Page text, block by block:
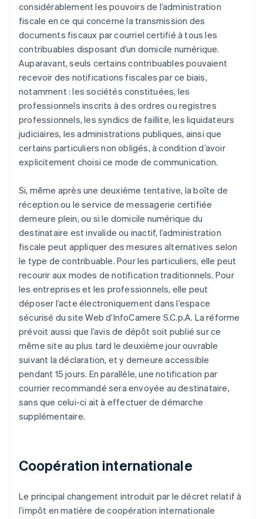
considérablement les pouvoirs de l’administration
fiscale en ce qui concerne la transmission des
documents fiscaux par courriel certifié à tous les
contribuables disposant d’un domicile numérique.
Auparavant, seuls certains contribuables pouvaient
recevoir des notifications fiscales par ce biais,
notamment : les sociétés constituées, les
professionnels inscrits à des ordres ou registres
professionnels, les syndics de faillite, les liquidateurs
judiciaires, les administrations publiques, ainsi que
certains particuliers non obligés, à condition d’avoir
explicitement choisi ce mode de communication.
Si, même après une deuxième tentative, la boîte de
réception ou le service de messagerie certifiée
demeure plein, ou si le domicile numérique du
destinataire est invalide ou inactif, l’administration
fiscale peut appliquer des mesures alternatives selon
le type de contribuable. Pour les particuliers, elle peut
recourir aux modes de notification traditionnels. Pour
les entreprises et les professionnels, elle peut
déposer l’acte électroniquement dans l’espace
sécurisé du site Web d’InfoCamere S.C.p.A. La réforme
prévoit aussi que l’avis de dépôt soit publié sur ce
même site au plus tard le deuxième jour ouvrable
suivant la déclaration, et y demeure accessible
pendant 15 jours. En parallèle, une notification par
courrier recommandé sera envoyée au destinataire,
sans que celui-ci ait à effectuer de démarche
supplémentaire.
Coopération internationale
Le principal changement introduit par le décret relatif à
l’impôt en matière de coopération internationale